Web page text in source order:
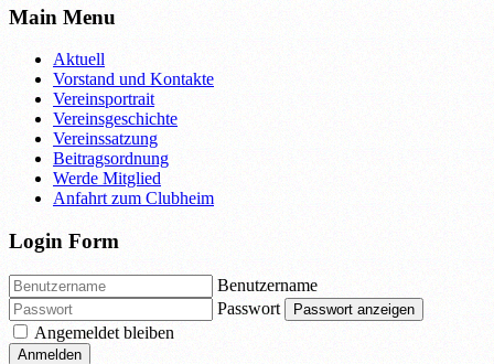
Main Menu
Aktuell
Vorstand und Kontakte
Vereinsportrait
Vereinsgeschichte
Vereinssatzung
Beitragsordnung
Werde Mitglied
Anfahrt zum Clubheim
Login Form
Benutzername
Passwort
Passwort anzeigen
Angemeldet bleiben
Anmelden